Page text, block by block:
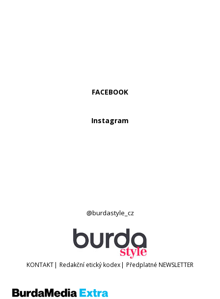
FACEBOOK
Instagram
@burdastyle_cz
KONTAKT| Redakční etický kodex| Předplatné NEWSLETTER